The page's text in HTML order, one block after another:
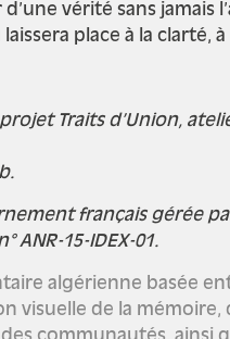
vérité sans
place à la clarté,
Traits d’Union,
français gérée
ANR-15-IDEX-01.
algérienne basée
visuelle de la